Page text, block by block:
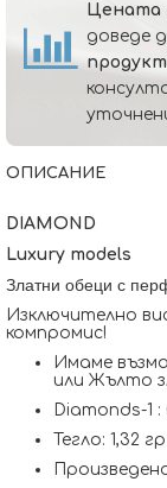
Цената
доведе
ОПИСАНИЕ
DIAMOND
Luxury models
Златни обеци с
Изключително
компромис!
Имаме
или Жълто
Diamonds-1
Тегло: 1,32 гр